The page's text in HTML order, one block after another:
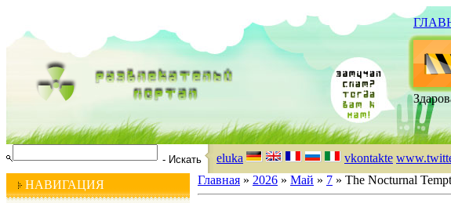
eluka vkontakte
НАВИГАЦИЯ
Главная » 2026 » Май » 7 » The Nocturnal